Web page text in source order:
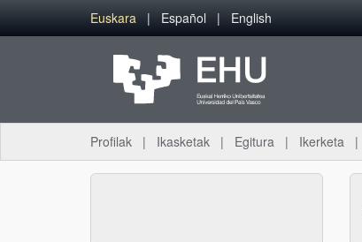
Eduki nagusira joan
Euskara Español English
Profilak Ikasketak Egitura Ikerketa